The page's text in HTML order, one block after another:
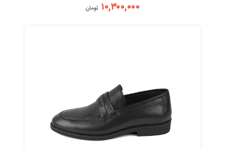
۱۰,۳۰۰,۰۰۰ تومان